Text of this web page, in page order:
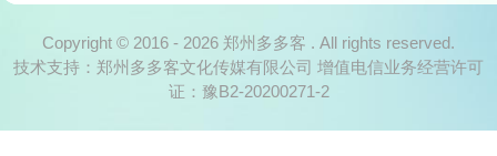
Copyright © 2016 - 2026 郑州多多客 . All rights reserved.
技术支持：郑州多多客文化传媒有限公司 增值电信业务经营许可
证： 豫B2-20200271-2